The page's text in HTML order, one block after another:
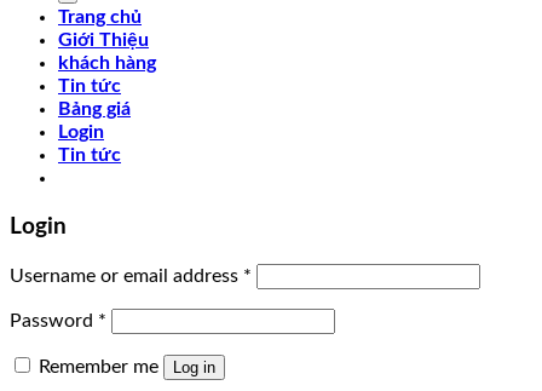
Trang chủ
Giới Thiệu
khách hàng
Tin tức
Bảng giá
Login
Tin tức
Login
Username or email address *
Password *
Remember me Log in